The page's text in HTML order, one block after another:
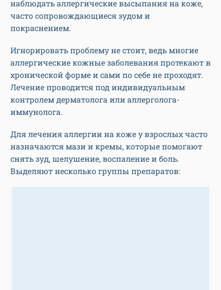
наблюдать аллергические высыпания на коже,
часто сопровождающиеся зудом и
покраснением.
Игнорировать проблему не стоит, ведь многие
аллергические кожные заболевания протекают в
хронической форме и сами по себе не проходят.
Лечение проводится под индивидуальным
контролем дерматолога или аллерголога-
иммунолога.
Для лечения аллергии на коже у взрослых часто
назначаются мази и кремы, которые помогают
снять зуд, шелушение, воспаление и боль.
Выделяют несколько группы препаратов: